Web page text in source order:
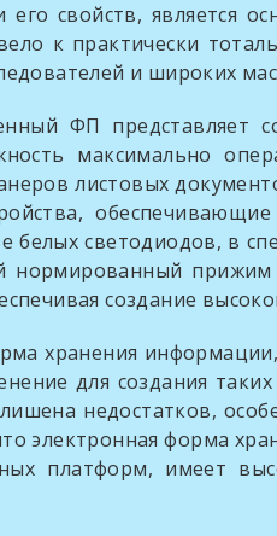
его свойств,
к практически
и широких
собой
максимально
листовых
белых светодиодов, в
прижим
создание
информации,
для создания
недостатков,
электронная форма
платформ, имеет